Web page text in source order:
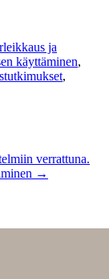
ja
käyttäminen,
,
verrattuna.
→